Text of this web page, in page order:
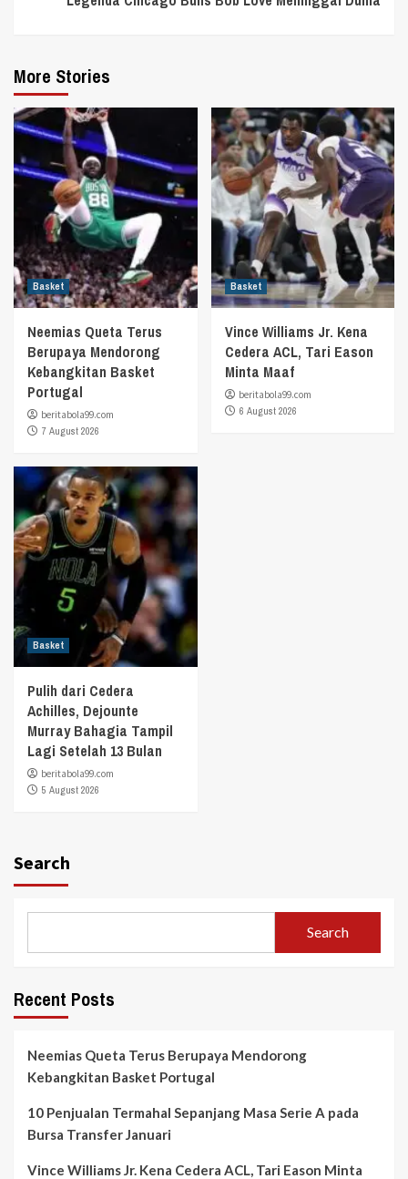
More Stories
Basket
Neemias Queta Terus
Berupaya Mendorong
Kebangkitan Basket
Portugal
beritabola99.com
7 August 2026
Basket
Vince Williams Jr. Kena
Cedera ACL, Tari Eason
Minta Maaf
beritabola99.com
6 August 2026
Basket
Pulih dari Cedera
Achilles, Dejounte
Murray Bahagia Tampil
Lagi Setelah 13 Bulan
beritabola99.com
5 August 2026
Search
Search
Recent Posts
Neemias Queta Terus Berupaya Mendorong
Kebangkitan Basket Portugal
10 Penjualan Termahal Sepanjang Masa Serie A pada
Bursa Transfer Januari
Vince Williams Jr. Kena Cedera ACL, Tari Eason Minta